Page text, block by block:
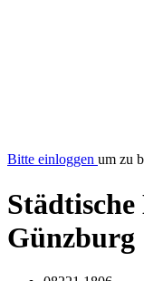
Bitte einloggen um zu
Günzburg